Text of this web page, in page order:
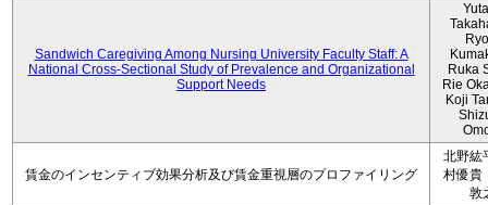
Sandwich Caregiving Among Nursing University Faculty Staff: A
National Cross-Sectional Study of Prevalence and Organizational
Support Needs
Ruka
Rie
Koji
賃金のインセンティブ効果分析及び賃金重視層のプロファイリング
北野紘
村優貴
敦